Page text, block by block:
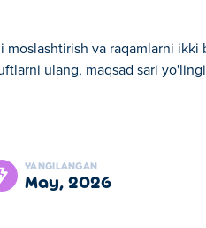
moslashtirish va raqamlarni
ulang, maqsad sari
oshirish faqat boshlanishi
olasizmi yoki yo'qmi,
YANGILANGAN
may, 2026